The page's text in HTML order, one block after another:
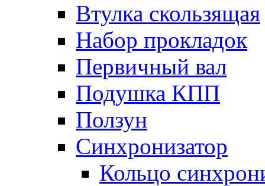
Втулка скользящая
Набор прокладок
Первичный вал
Подушка КПП
Ползун
Синхронизатор
Кольцо